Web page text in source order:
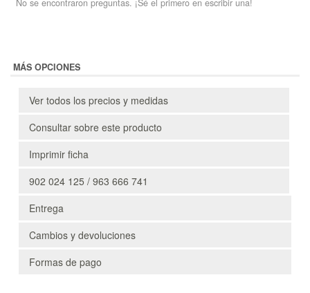
No se encontraron preguntas. ¡Sé el primero en escribir una!
MÁS OPCIONES
Ver todos los precios y medidas
Consultar sobre este producto
Imprimir ficha
902 024 125 / 963 666 741
Entrega
Cambios y devoluciones
Formas de pago